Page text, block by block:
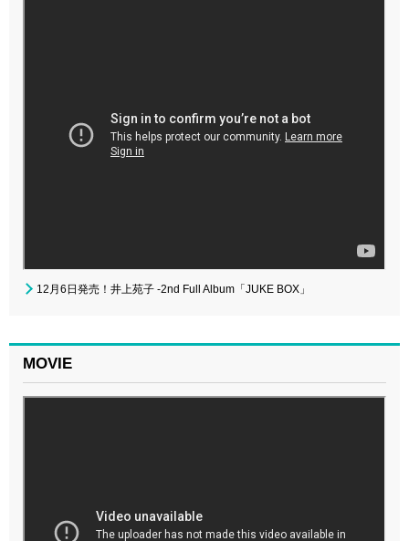
12月6日発売！井上苑子 -2nd Full Album「JUKE BOX」
MOVIE